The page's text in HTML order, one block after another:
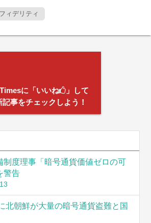
フィデリティ
に「いいね
」して
記事をチェックしよう！
制度理事「暗号通貨価値ゼロの可
警告
北朝鮮が大量の暗号通貨盗難と国